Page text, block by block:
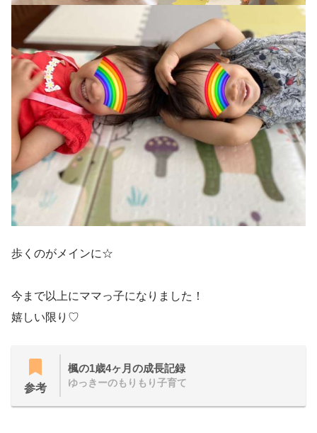
歩くのがメインに☆
今まで以上にママっ子になりました！
嬉しい限り♡
参考
楓の1歳4ヶ月の成長記録
ゆっきーのもりもり子育て